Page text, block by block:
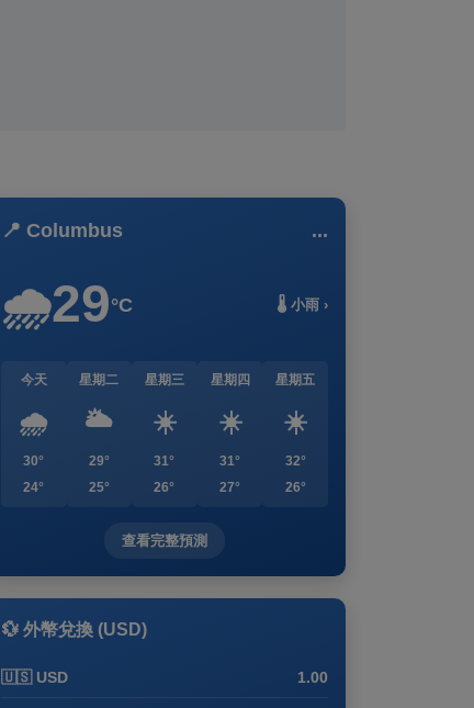
📍 Columbus ...
🌧️29°C 🌡️ 小雨 ›
今天
🌧️
30°
24°
星期二
🌥️
29°
25°
星期三
☀️
31°
26°
星期四
☀️
31°
27°
星期五
☀️
32°
26°
查看完整預測
💱 外幣兌換 (USD)
🇺🇸 USD 1.00